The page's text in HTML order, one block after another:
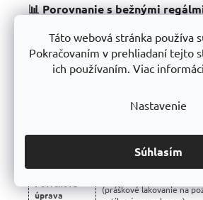
Táto webová stránka používa
Pokračovaním v prehliadaní tejto
ich používaním. Viac
Nastavenie
Súhlasím
📊 Porovnanie s bežnými
Vlastnosť Profesionálne regály
Nosnosť
police
450 kg
Certifikované, bez
úprava
(práškové lakovanie na